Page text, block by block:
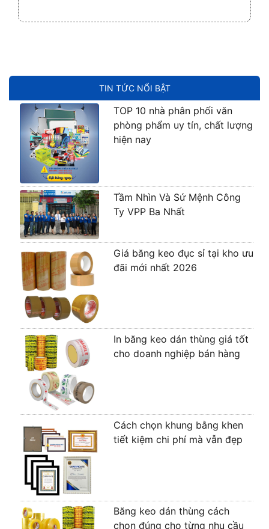
TIN TỨC NỔI BẬT
TOP 10 nhà phân phối văn
phòng phẩm uy tín, chất lượng
hiện nay
Tầm Nhìn Và Sứ Mệnh Công
Ty VPP Ba Nhất
Giá băng keo đục sỉ tại kho ưu
đãi mới nhất 2026
In băng keo dán thùng giá tốt
cho doanh nghiệp bán hàng
Cách chọn khung bằng khen
tiết kiệm chi phí mà vẫn đẹp
Băng keo dán thùng cách
chọn đúng cho từng nhu cầu